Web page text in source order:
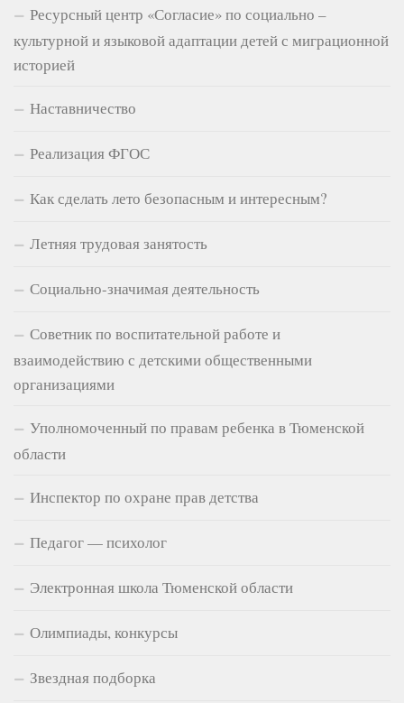
Ресурсный центр «Согласие» по социально –
культурной и языковой адаптации детей с миграционной
историей
Наставничество
Реализация ФГОС
Как сделать лето безопасным и интересным?
Летняя трудовая занятость
Социально-значимая деятельность
Советник по воспитательной работе и
взаимодействию с детскими общественными
организациями
Уполномоченный по правам ребенка в Тюменской
области
Инспектор по охране прав детства
Педагог — психолог
Электронная школа Тюменской области
Олимпиады, конкурсы
Звездная подборка